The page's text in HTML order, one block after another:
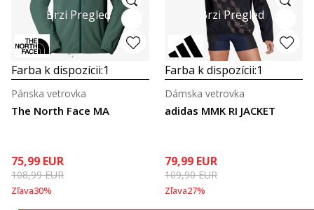
Brzi Pregled
Farba k dispozícii:1
The North Face MA
Pánska vetrovka
75,99 EUR
108,99EUR
Zľava30%
Brzi Pregled
Farba k dispozícii:1
adidas MMK RI JACKET
Dámska vetrovka
79,99 EUR
109,90EUR
Zľava27%